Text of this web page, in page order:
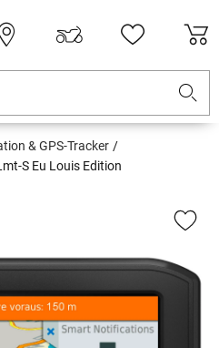
& GPS-Tracker
S Eu Louis Edition